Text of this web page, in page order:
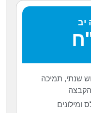
יב
שנתי, תמיכה
ומילונים